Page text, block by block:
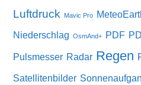
Luftdruck Mavic Pro
Niederschlag OsmAnd+ PDF
Pulsmesser Radar Regen
Satellitenbilder